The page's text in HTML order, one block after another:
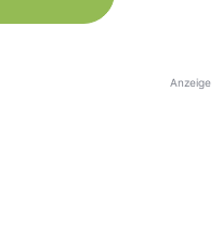
Anzeige